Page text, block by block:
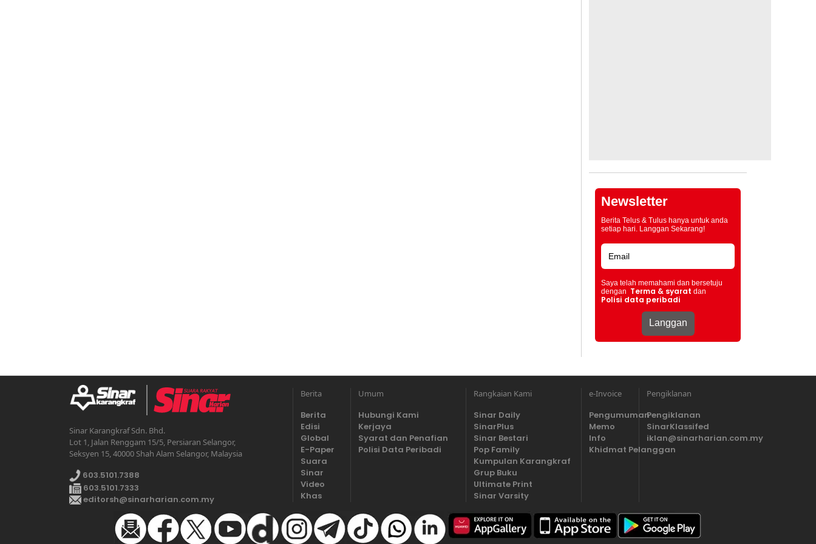
Newsletter
Berita Telus & Tulus hanya untuk anda
setiap hari. Langgan Sekarang!
Saya telah memahami dan bersetuju
dengan Terma & syarat dan
Polisi data peribadi
Sinar Karangkraf Sdn. Bhd.
Lot 1, Jalan Renggam 15/5, Persiaran Selangor,
Seksyen 15, 40000 Shah Alam Selangor, Malaysia
603.5101.7388
603.5101.7333
editorsh@sinarharian.com.my
Berita
Berita
Edisi
Global
E-Paper
Suara
Sinar
Video
Khas
Umum
Hubungi Kami
Kerjaya
Syarat dan Penafian
Polisi Data Peribadi
Rangkaian Kami
Sinar Daily
SinarPlus
Sinar Bestari
Pop Family
Kumpulan Karangkraf
Grup Buku
Ultimate Print
Sinar Varsity
e-Invoice
Pengumuman
Memo
Info
Khidmat Pelanggan
Pengiklanan
Pengiklanan
SinarKlassifed
iklan@sinarharian.com.my